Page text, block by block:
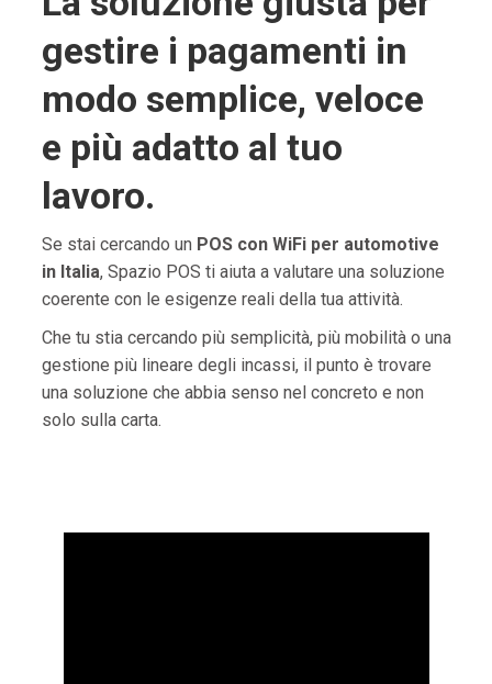
gestire i pagamenti in
modo semplice, veloce
e più adatto al tuo
lavoro.
Se stai cercando un POS con WiFi per automotive
in Italia, Spazio POS ti aiuta a valutare una soluzione
coerente con le esigenze reali della tua attività.
Che tu stia cercando più semplicità, più mobilità o una
gestione più lineare degli incassi, il punto è trovare
una soluzione che abbia senso nel concreto e non
solo sulla carta.